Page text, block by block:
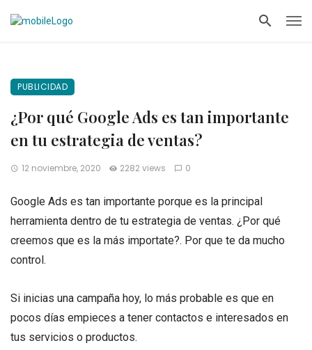
PUBLICIDAD
¿Por qué Google Ads es tan importante
en tu estrategia de ventas?
12 noviembre, 2020 2282 views 0
Google Ads es tan importante porque es la principal
herramienta dentro de tu estrategia de ventas. ¿Por qué
creemos que es la más importate?. Por que te da mucho
control.
Si inicias una campaña hoy, lo más probable es que en
pocos días empieces a tener contactos e interesados en
tus servicios o productos.